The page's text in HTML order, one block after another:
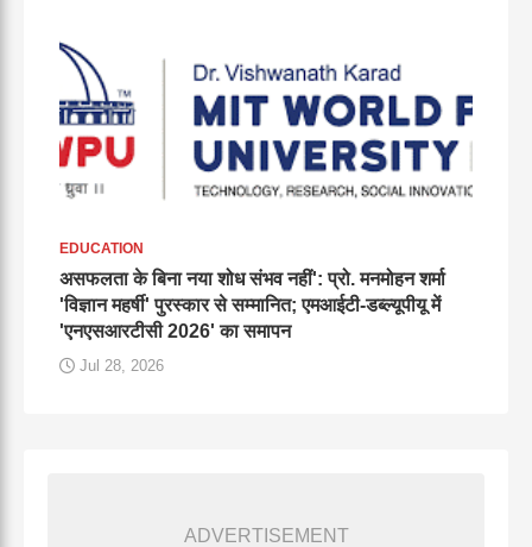
EDUCATION
असफलता के बिना नया शोध संभव नहीं': प्रो. मनमोहन शर्मा
'विज्ञान महर्षी' पुरस्कार से सम्मानित; एमआईटी-डब्ल्यूपीयू में
'एनएसआरटीसी 2026' का समापन
Jul 28, 2026
ADVERTISEMENT